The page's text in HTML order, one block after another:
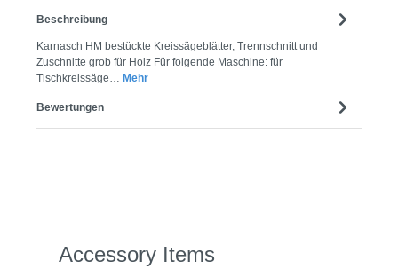
Beschreibung
Karnasch HM bestückte Kreissägeblätter, Trennschnitt und
Zuschnitte grob für Holz Für folgende Maschine: für
Tischkreissäge… Mehr
Bewertungen
Produktgalerie überspringen
Accessory Items